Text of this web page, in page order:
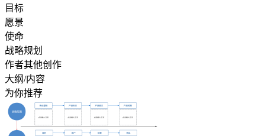
目标
愿景
使命
战略规划
作者其他创作
大纲/内容
为你推荐